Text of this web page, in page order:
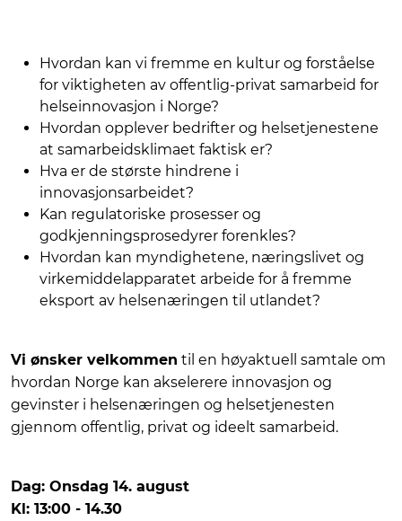
Hvordan kan vi fremme en kultur og forståelse
for viktigheten av offentlig-privat samarbeid for
helseinnovasjon i Norge?
Hvordan opplever bedrifter og helsetjenestene
at samarbeidsklimaet faktisk er?
Hva er de største hindrene i
innovasjonsarbeidet?
Kan regulatoriske prosesser og
godkjenningsprosedyrer forenkles?
Hvordan kan myndighetene, næringslivet og
virkemiddelapparatet arbeide for å fremme
eksport av helsenæringen til utlandet?
Vi ønsker velkommen til en høyaktuell samtale om
hvordan Norge kan akselerere innovasjon og
gevinster i helsenæringen og helsetjenesten
gjennom offentlig, privat og ideelt samarbeid.
Dag: Onsdag 14. august
Kl: 13:00 - 14.30